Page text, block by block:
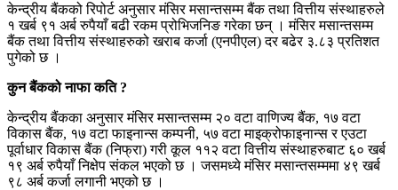
केन्द्रीय बैंकको रिपोर्ट अनुसार मंसिर मसान्तसम्म बैंक तथा वित्तीय संस्थाहरुले
१ खर्ब ९१ अर्ब रुपैयाँ बढी रकम प्रोभिजनिङ गरेका छन् । मंसिर मसान्तसम्म
बैंक तथा वित्तीय संस्थाहरुको खराब कर्जा (एनपीएल) दर बढेर ३.८३ प्रतिशत
पुगेको छ ।
कुन बैंकको नाफा कति ?
केन्द्रीय बैंकका अनुसार मंसिर मसान्तसम्म २० वटा वाणिज्य बैंक, १७ वटा
विकास बैंक, १७ वटा फाइनान्स कम्पनी, ५७ वटा माइक्रोफाइनान्स र एउटा
पूर्वाधार विकास बैंक (निफ्रा) गरी कूल ११२ वटा वित्तीय संस्थाहरुबाट ६० खर्ब
१९ अर्ब रुपैयाँ निक्षेप संकल भएको छ । जसमध्ये मंसिर मसान्तसम्ममा ४९ खर्ब
९८ अर्ब कर्जा लगानी भएको छ ।